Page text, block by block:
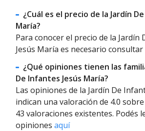
¿Cuál es el precio de la Jardín
María?
Para conocer el precio de la Jardín
Jesús María es necesario
¿Qué opiniones tienen las
De Infantes Jesús María?
Las opiniones de la Jardín De
indican una valoración de 4.0
43 valoraciones existentes. Podés
opiniones aquí